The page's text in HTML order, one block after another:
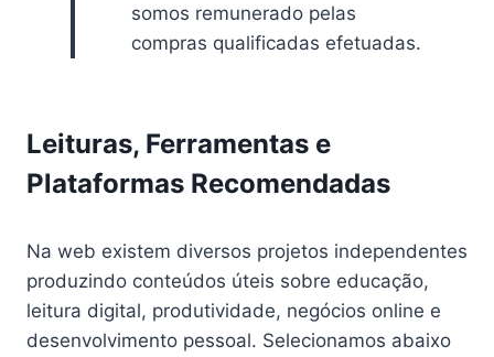
somos remunerado pelas
compras qualificadas efetuadas.
Leituras, Ferramentas e
Plataformas Recomendadas
Na web existem diversos projetos independentes
produzindo conteúdos úteis sobre educação,
leitura digital, produtividade, negócios online e
desenvolvimento pessoal. Selecionamos abaixo